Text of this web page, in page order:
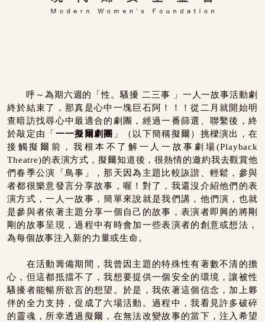
呼～為期六週的「性。騷擾 二三事 」一人一故事活動劇
終於結束了，那真是心中一塊巨石阿！！！從二月就開始明
查暗訪找尋心中最適合的劇團，經過一番篩選、聯繫後，終
於敲定由「 一一擬爾劇團 」（以下簡稱擬爾）挑樑演出，在
接觸擬爾前，我根本不了解一人一故事劇場(Playback
Theatre)的表演方式，擬爾知道後，很熱情的邀約我去觀賞他
們春季公演「鳥事」，那天因為主題比較詼諧、輕鬆，參與
者都很樂意發言分享故事，喔！對了，我還沒介紹他們的表
演方式，一人一故事，簡單來說就是我們講，他們演，也就
是參與者依著主題分享一個自己的故事，表演者即興的將剛
剛的故事呈現，過程中有時會加一些表演者的創意或想法，
為每個故事注入新的力量或生命。
在活動籌備期間，我曾因主題的特殊性有著數不清的擔
心，但這都抵擋不了，我想要提供一個安全的環境，讓被性
騷擾者能暢所欲言的想望。於是，我依著這個信念，加上夥
伴的全力支持，促成了六場活動。過程中，我看見許多破碎
的靈魂，所幸透過擬爾，在無法改變故事的當下，注入希望